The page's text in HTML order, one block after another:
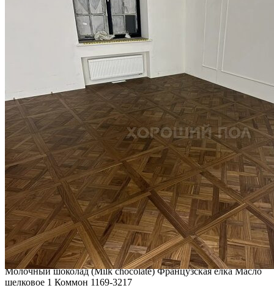
Интересные статьи о паркете Coswick
ВИДЕО-ИНСТРУКЦИЯ: Реставрация царапин. Полы,
покрытые маслом и твердым воском. Системы для локального
ремонта и восстановления
Читать полностью
02.02.2026
ПОЛЫ, ПОКРЫТЫЕ МАСЛОМ. РЕСТАВРАЦИЯ
НЕБОЛЬШИХ ПОТЕРТОСТЕЙ
Читать полностью
12.01.2026
РЕСТАВРАЦИЯ НЕБОЛЬШИХ ВМЯТИН НА ПАРКЕТЕ.
ПОЛЫ, ПОКРЫТЫЕ МАСЛОМ И ТВЕРДЫМ ВОСКОМ
Читать полностью
12.01.2026
Все новости о Coswick
Паркет елка COSWICK Французская елка (45°) Дуб
Молочный шоколад (Milk chocolate) Французская елка Масло
шелковое 1 Коммон 1169-3217